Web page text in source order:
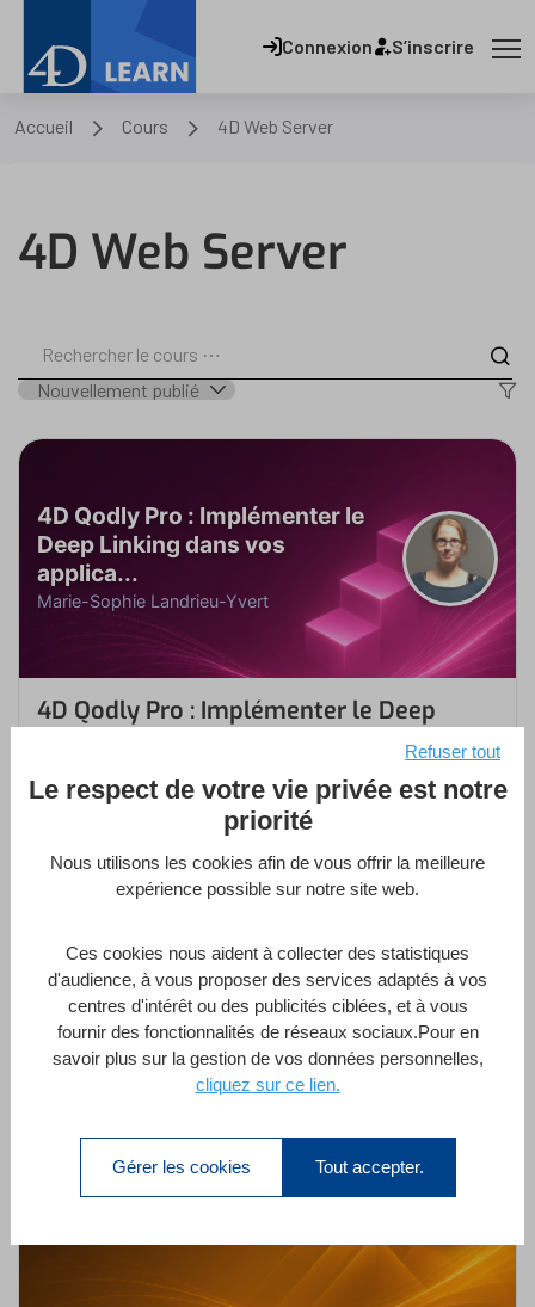
Connexion S’inscrire
Accueil Cours 4D Web Server
4D Web Server
4D Qodly Pro : Implémenter le
Deep Linking dans vos
applica...
Marie-Sophie Landrieu-Yvert
4D Qodly Pro : Implémenter le Deep
MIS EN AVANT
Marie-Sophie Landrieu-Yvert
dans4D Qodly Pro, 4D Web Server,Base de données
Méthodologie
Enroll Now
Boostez votre Web Server
Le respect de votre vie privée est notre
priorité
Nous utilisons les cookies afin de vous offrir la meilleure
expérience possible sur notre site web.
Ces cookies nous aident à collecter des statistiques
d'audience, à vous proposer des services adaptés à vos
centres d'intérêt ou des publicités ciblées, et à vous
fournir des fonctionnalités de réseaux sociaux.Pour en
savoir plus sur la gestion de vos données personnelles,
cliquez sur ce lien.
Gérer les cookies Tout accepter.
Refuser tout